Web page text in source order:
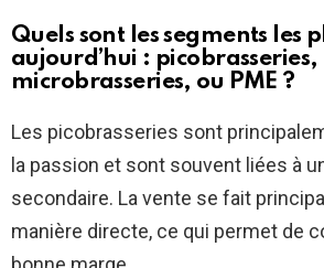
Quels sont les segments les
aujourd’hui : picobrasseries,
microbrasseries, ou PME ?
Les picobrasseries sont
la passion et sont souvent liées à
secondaire. La vente se fait
manière directe, ce qui permet de